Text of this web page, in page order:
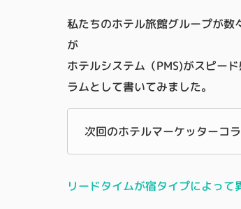
私たちのホテル旅館グループが
が
ホテルシステム（PMS)がスピー
ラムとして書いてみました。
次回のホテルマーケッターコ
リードタイムが宿タイプによって